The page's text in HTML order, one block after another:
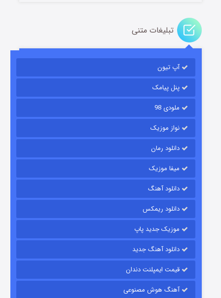
رویایی برای تو
قسمت
تبلیغات متنی
آپ تیون
پنل پیامک
ملودی 98
نواز موزیک
دانلود رمان
میفا موزیک
دانلود آهنگ
دانلود ریمکس
موزیک جدید پاپ
دانلود آهنگ جدید
قیمت ایمپلنت دندان
آهنگ هوش مصنوعی